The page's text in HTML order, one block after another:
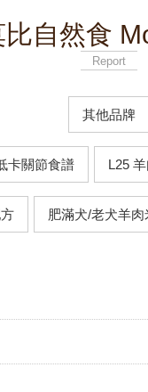
自然食
Report
其他品牌
卡關節食譜 L25
肥滿犬/老犬羊肉